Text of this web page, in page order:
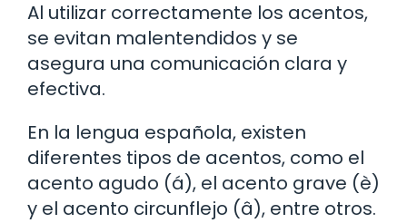
Al utilizar correctamente los acentos,
se evitan malentendidos y se
asegura una comunicación clara y
efectiva.
En la lengua española, existen
diferentes tipos de acentos, como el
acento agudo (á), el acento grave (è)
y el acento circunflejo (â), entre otros.